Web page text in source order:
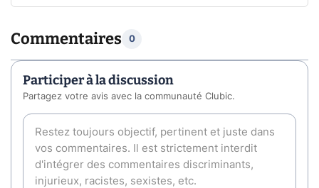
Commentaires 0
Participer à la discussion
Partagez votre avis avec la communauté Clubic.